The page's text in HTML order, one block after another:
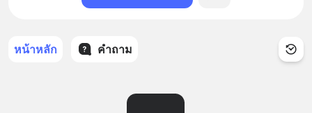
หน้าหลัก คำถาม